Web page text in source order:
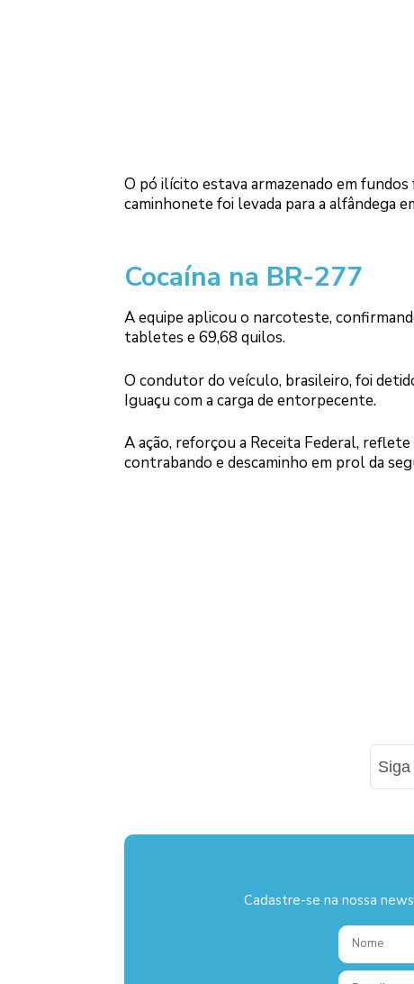
O pó ilícito estava armazenado em
caminhonete foi levada para a alfândega
Cocaína na BR-277
A equipe aplicou o narcoteste,
tabletes e 69,68 quilos.
O condutor do veículo, brasileiro, foi
Iguaçu com a carga de entorpecente.
A ação, reforçou a Receita Federal,
contrabando e descaminho em prol da
Cadastre-se na nossa